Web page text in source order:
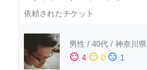
依頼されたチケット
男性 / 40代 / 神奈川県
sentiment_satisfied 4 sentiment_neutral 0 sentiment_dissatisfied 1